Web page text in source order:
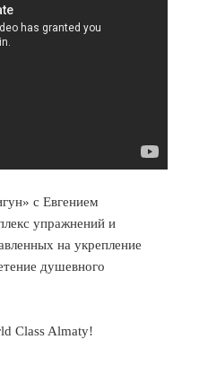
с Евгением
упражнений и
на укрепление
душевного
Class Almaty!